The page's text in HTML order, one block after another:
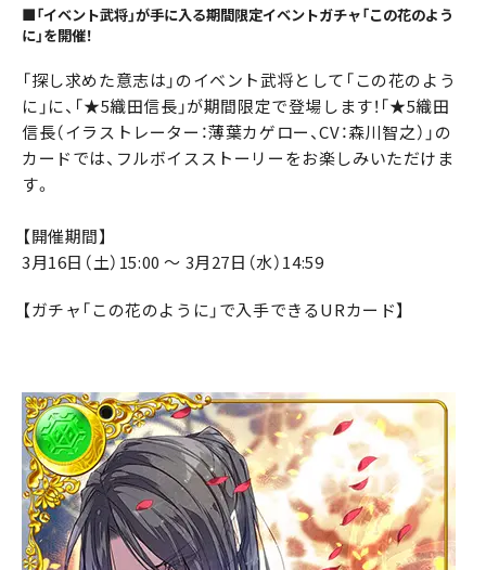
■「イベント武将」が手に入る期間限定イベントガチャ「この花のよう
に」を開催！
「探し求めた意志は」のイベント武将として「この花のよう
に」に、「★5織田信長」が期間限定で登場します！「★5織田
信長（イラストレーター：薄葉カゲロー、CV：森川智之）」の
カードでは、フルボイスストーリーをお楽しみいただけま
す。
【開催期間】
3月16日（土）15:00 〜 3月27日（水）14:59
【ガチャ「この花のように」で入手できるURカード】